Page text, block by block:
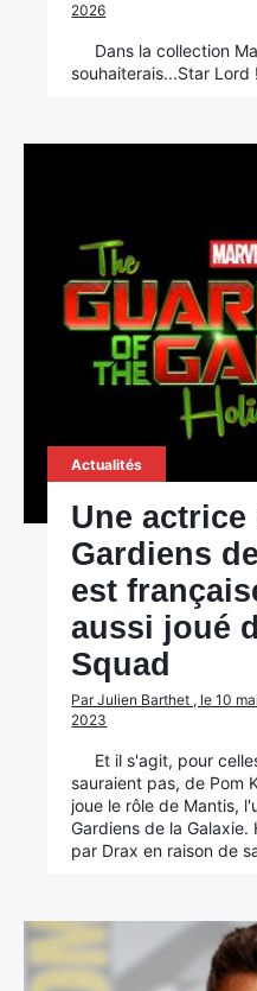
2026
Dans la collection
souhaiterais...Star Lord
Actualités
Une actrice
Gardiens
est
aussi joué
Squad
Par Julien Barthet , le 10
2023
Et il s'agit, pour
sauraient pas, de Pom
joue le rôle de Mantis,
Gardiens de la
par Drax en raison de